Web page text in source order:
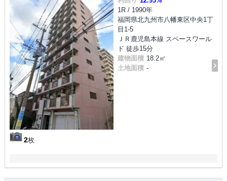
2枚
1R / 1990年
福岡県北九州市八幡東区中央1丁
目1-5
ＪＲ鹿児島本線 スペースワール
ド 徒歩15分
建物面積 18.2㎡
土地面積 -